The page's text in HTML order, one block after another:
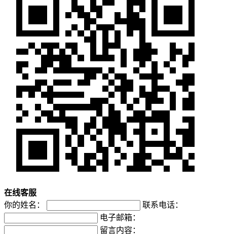
在线客服
你的姓名：
联系电话：
电子邮箱：
留言内容：